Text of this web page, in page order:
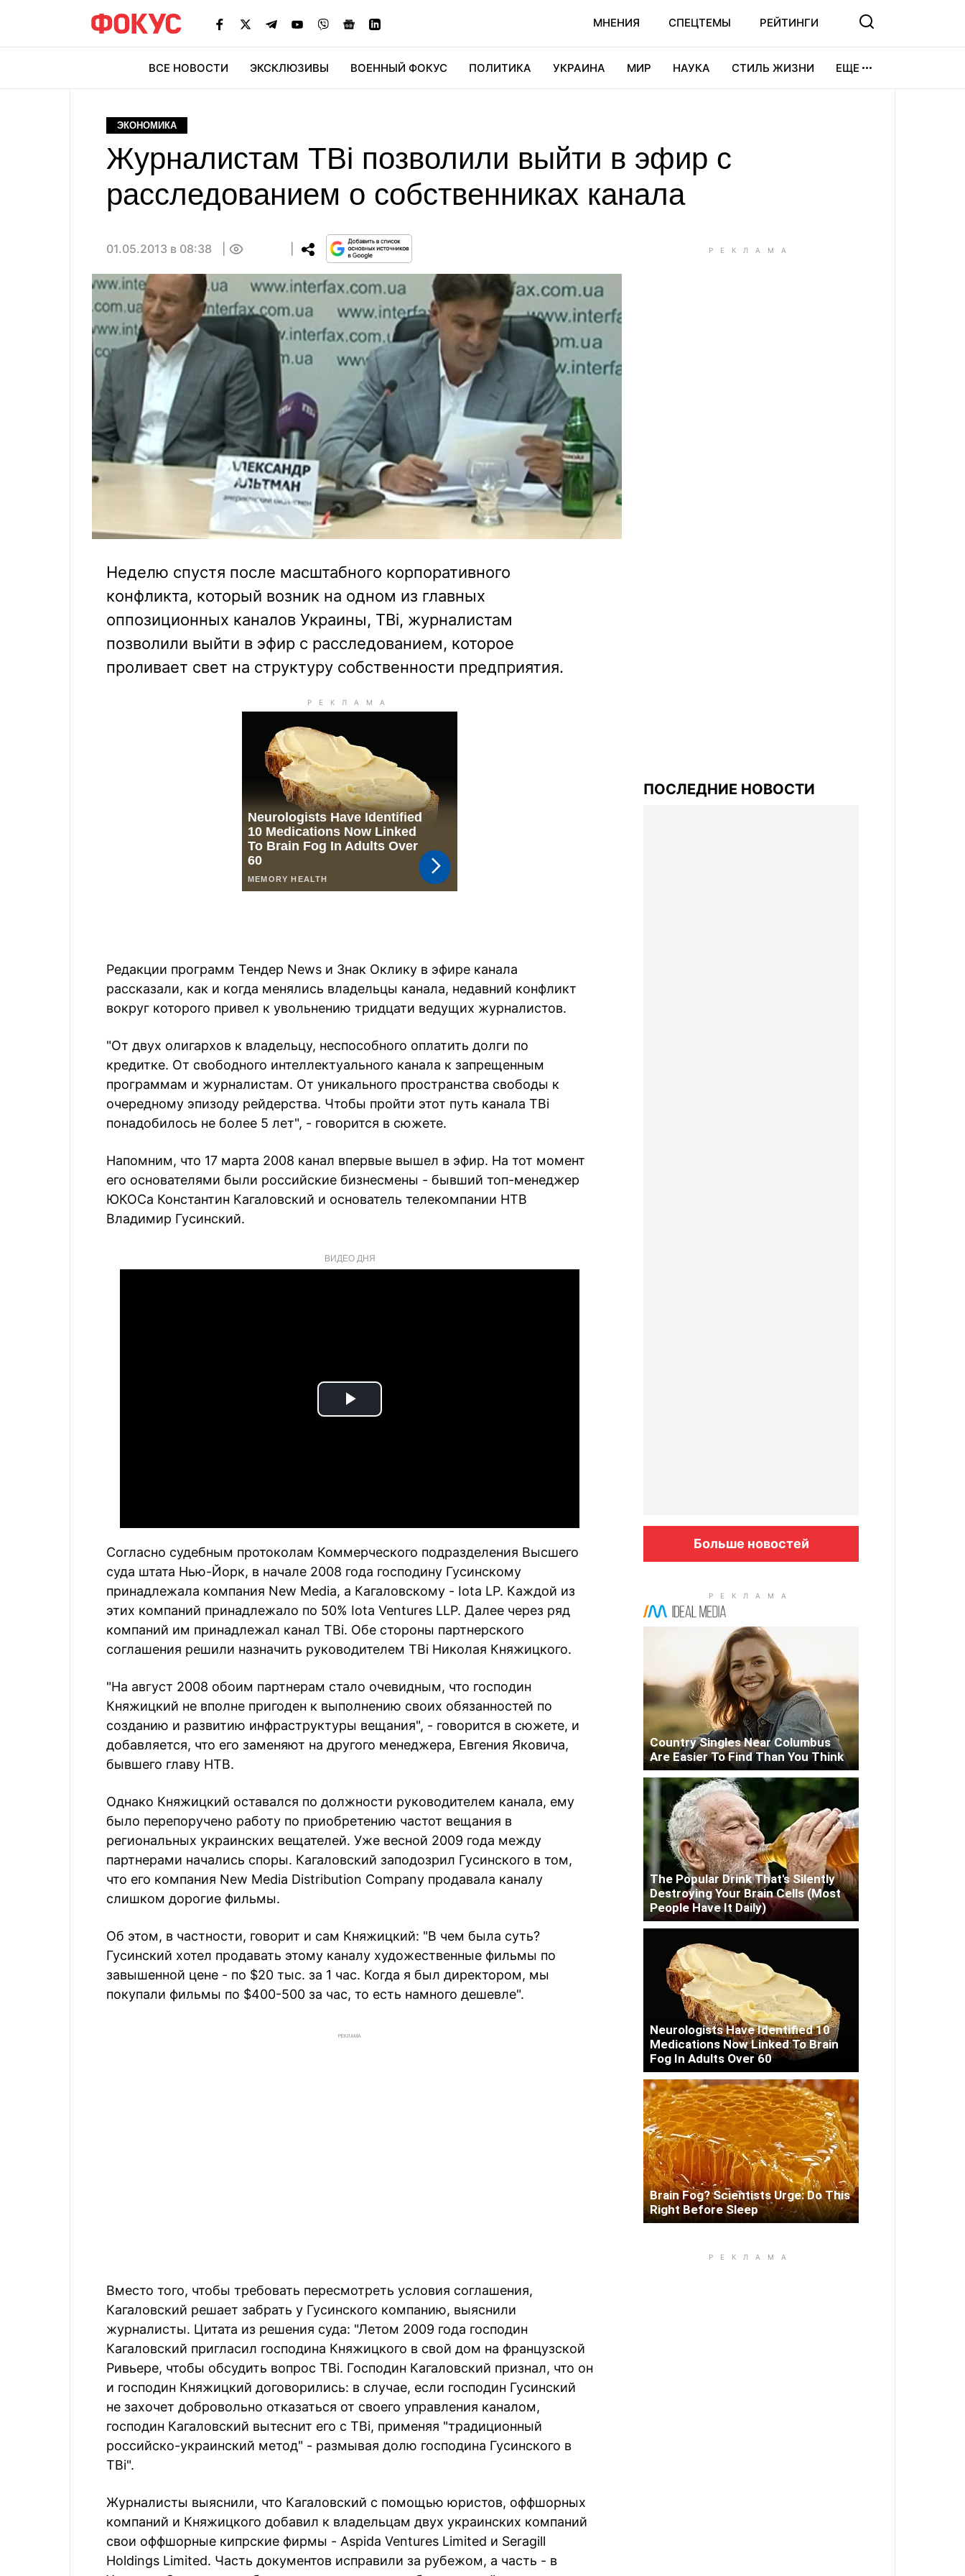
МНЕНИЯ СПЕЦТЕМЫ РЕЙТИНГИ
ВСЕ НОВОСТИ ЭКСКЛЮЗИВЫ ВОЕННЫЙ ФОКУС ПОЛИТИКА УКРАИНА МИР НАУКА СТИЛЬ ЖИЗНИ ЕЩЕ
ЭКОНОМИКА
Журналистам ТВі позволили выйти в эфир с
расследованием о собственниках канала
01.05.2013 в 08:38
Неделю спустя после масштабного корпоративного
конфликта, который возник на одном из главных
оппозиционных каналов Украины, ТВі, журналистам
позволили выйти в эфир с расследованием, которое
проливает свет на структуру собственности предприятия.
Редакции программ Тендер News и Знак Оклику в эфире канала
рассказали, как и когда менялись владельцы канала, недавний конфликт
вокруг которого привел к увольнению тридцати ведущих журналистов.
"От двух олигархов к владельцу, неспособного оплатить долги по
кредитке. От свободного интеллектуального канала к запрещенным
программам и журналистам. От уникального пространства свободы к
очередному эпизоду рейдерства. Чтобы пройти этот путь канала ТВi
понадобилось не более 5 лет", - говорится в сюжете.
Напомним, что 17 марта 2008 канал впервые вышел в эфир. На тот момент
его основателями были российские бизнесмены - бывший топ-менеджер
ЮКОСа Константин Кагаловский и основатель телекомпании НТВ
Владимир Гусинский.
ВИДЕО ДНЯ
Play
Согласно судебным протоколам Коммерческого подразделения Высшего
суда штата Нью-Йорк, в начале 2008 года господину Гусинскому
принадлежала компания New Media, а Кагаловскому - Iota LP. Каждой из
этих компаний принадлежало по 50% Iota Ventures LLP. Далее через ряд
компаний им принадлежал канал ТВi. Обе стороны партнерского
соглашения решили назначить руководителем ТВi Николая Княжицкого.
"На август 2008 обоим партнерам стало очевидным, что господин
Княжицкий не вполне пригоден к выполнению своих обязанностей по
созданию и развитию инфраструктуры вещания", - говорится в сюжете, и
добавляется, что его заменяют на другого менеджера, Евгения Яковича,
бывшего главу НТВ.
Однако Княжицкий оставался по должности руководителем канала, ему
было перепоручено работу по приобретению частот вещания в
региональных украинских вещателей. Уже весной 2009 года между
партнерами начались споры. Кагаловский заподозрил Гусинского в том,
что его компания New Media Distribution Company продавала каналу
слишком дорогие фильмы.
Об этом, в частности, говорит и сам Княжицкий: "В чем была суть?
Гусинский хотел продавать этому каналу художественные фильмы по
завышенной цене - по $20 тыс. за 1 час. Когда я был директором, мы
покупали фильмы по $400-500 за час, то есть намного дешевле".
РЕКЛАМА
Вместо того, чтобы требовать пересмотреть условия соглашения,
Кагаловский решает забрать у Гусинского компанию, выяснили
журналисты. Цитата из решения суда: "Летом 2009 года господин
Кагаловский пригласил господина Княжицкого в свой дом на французской
Ривьере, чтобы обсудить вопрос ТВi. Господин Кагаловский признал, что он
и господин Княжицкий договорились: в случае, если господин Гусинский
не захочет добровольно отказаться от своего управления каналом,
господин Кагаловский вытеснит его с ТВi, применяя "традиционный
российско-украинский метод" - размывая долю господина Гусинского в
ТВі".
Журналисты выяснили, что Кагаловский с помощью юристов, оффшорных
компаний и Княжицкого добавил к владельцам двух украинских компаний
свои оффшорные кипрские фирмы - Aspida Ventures Limited и Seragill
Holdings Limited. Часть документов исправили за рубежом, а часть - в
ПОСЛЕДНИЕ НОВОСТИ
Больше новостей